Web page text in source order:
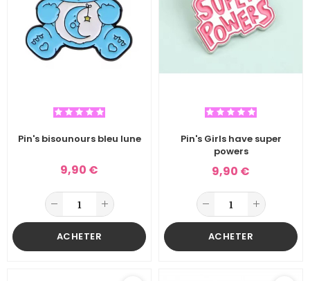
Pin's bisounours bleu lune
9,90 €
ACHETER
Pin's Girls have super
powers
9,90 €
ACHETER